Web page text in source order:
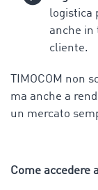
logistica
anche in
cliente.
TIMOCOM non
ma anche a
un mercato
Come accedere